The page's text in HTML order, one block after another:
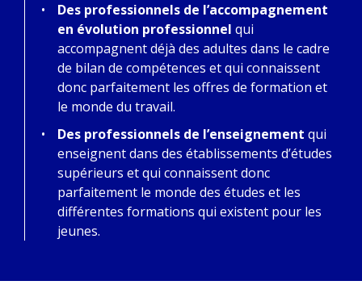
Des professionnels de l’accompagnement
en évolution professionnel qui
accompagnent déjà des adultes dans le cadre
de bilan de compétences et qui connaissent
donc parfaitement les offres de formation et
le monde du travail.
Des professionnels de l’enseignement qui
enseignent dans des établissements d’études
supérieurs et qui connaissent donc
parfaitement le monde des études et les
différentes formations qui existent pour les
jeunes.